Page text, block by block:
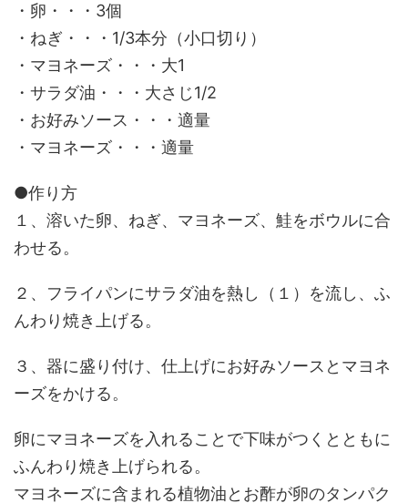
・卵・・・3個
・ねぎ・・・1/3本分（小口切り）
・マヨネーズ・・・大1
・サラダ油・・・大さじ1/2
・お好みソース・・・適量
・マヨネーズ・・・適量
●作り方
１、溶いた卵、ねぎ、マヨネーズ、鮭をボウルに合
わせる。
２、フライパンにサラダ油を熱し（１）を流し、ふ
んわり焼き上げる。
３、器に盛り付け、仕上げにお好みソースとマヨネ
ーズをかける。
卵にマヨネーズを入れることで下味がつくとともに
ふんわり焼き上げられる。
マヨネーズに含まれる植物油とお酢が卵のタンパク